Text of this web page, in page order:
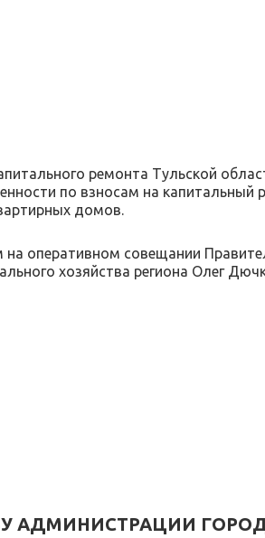
ремонта Тульской
по взносам на капитальный
домов.
на оперативном совещании
хозяйства региона Олег
АДМИНИСТРАЦИИ